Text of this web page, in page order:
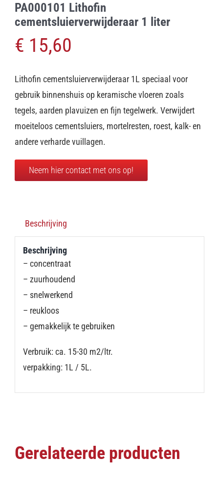
PA000101 Lithofin
cementsluierverwijderaar 1 liter
€ 15,60
Lithofin cementsluierverwijderaar 1L speciaal voor
gebruik binnenshuis op keramische vloeren zoals
tegels, aarden plavuizen en fijn tegelwerk. Verwijdert
moeiteloos cementsluiers, mortelresten, roest, kalk- en
andere verharde vuillagen.
Neem hier contact met ons op!
Beschrijving
Beschrijving
– concentraat
– zuurhoudend
– snelwerkend
– reukloos
– gemakkelijk te gebruiken
Verbruik: ca. 15-30 m2/ltr.
verpakking: 1L / 5L.
Gerelateerde producten